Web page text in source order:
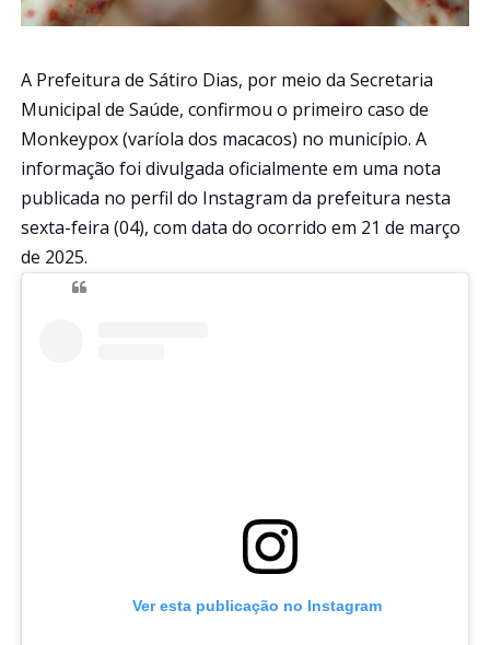
A Prefeitura de Sátiro Dias, por meio da Secretaria
Municipal de Saúde, confirmou o primeiro caso de
Monkeypox (varíola dos macacos) no município. A
informação foi divulgada oficialmente em uma nota
publicada no perfil do Instagram da prefeitura nesta
sexta-feira (04), com data do ocorrido em 21 de março
de 2025.
Ver esta publicação no Instagram